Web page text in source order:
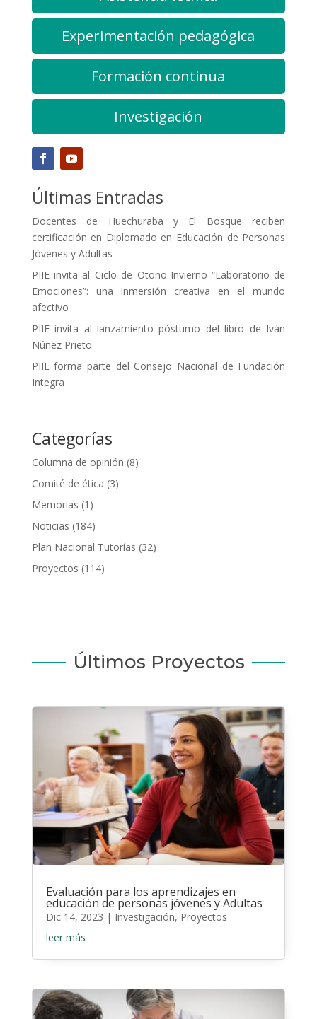
Experimentación pedagógica
Formación continua
Investigación
Últimas Entradas
Docentes de Huechuraba y El Bosque reciben
certificación en Diplomado en Educación de Personas
Jóvenes y Adultas
PIIE invita al Ciclo de Otoño-Invierno “Laboratorio de
Emociones”: una inmersión creativa en el mundo
afectivo
PIIE invita al lanzamiento póstumo del libro de Iván
Núñez Prieto
PIIE forma parte del Consejo Nacional de Fundación
Integra
Categorías
Columna de opinión (8)
Comité de ética (3)
Memorias (1)
Noticias (184)
Plan Nacional Tutorías (32)
Proyectos (114)
Últimos Proyectos
Evaluación para los aprendizajes en
educación de personas jóvenes y Adultas
Dic 14, 2023 | Investigación, Proyectos
leer más